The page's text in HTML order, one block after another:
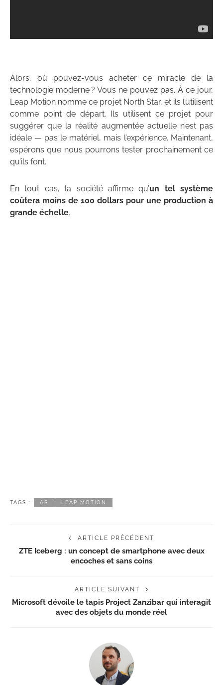
Alors, où pouvez-vous acheter ce miracle de la
technologie moderne ? Vous ne pouvez pas. À ce jour,
Leap Motion nomme ce projet North Star, et ils l’utilisent
comme point de départ. Ils utilisent ce projet pour
suggérer que la réalité augmentée actuelle n’est pas
idéale — pas le matériel, mais l’expérience. Maintenant,
espérons que nous pourrons tester prochainement ce
qu’ils font.
En tout cas, la société affirme qu’un tel système
coûtera moins de 100 dollars pour une production à
grande échelle.
TAGS : AR LEAP MOTION
ARTICLE PRÉCÉDENT
ZTE Iceberg : un concept de smartphone avec deux
encoches et sans coins
ARTICLE SUIVANT
Microsoft dévoile le tapis Project Zanzibar qui interagit
avec des objets du monde réel